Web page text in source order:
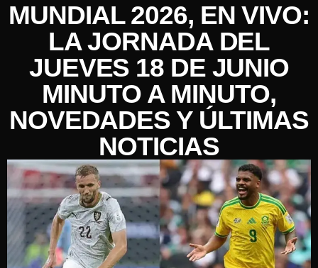
MUNDIAL 2026, EN VIVO:
LA JORNADA DEL
JUEVES 18 DE JUNIO
MINUTO A MINUTO,
NOVEDADES Y ÚLTIMAS
NOTICIAS